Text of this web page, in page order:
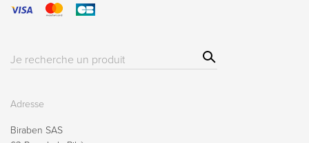
Résultat(s)
Sear
ch
Adresse
Biraben SAS